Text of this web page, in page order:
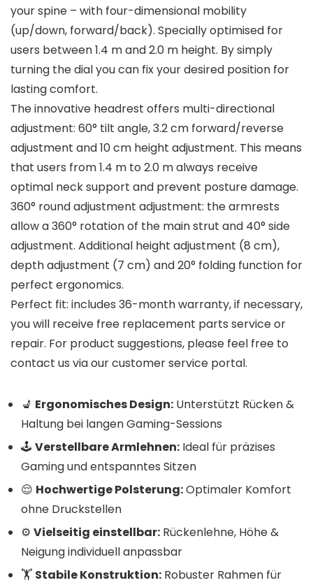
your spine – with four-dimensional mobility
(up/down, forward/back). Specially optimised for
users between 1.4 m and 2.0 m height. By simply
turning the dial you can fix your desired position for
lasting comfort.
The innovative headrest offers multi-directional
adjustment: 60° tilt angle, 3.2 cm forward/reverse
adjustment and 10 cm height adjustment. This means
that users from 1.4 m to 2.0 m always receive
optimal neck support and prevent posture damage.
360° round adjustment adjustment: the armrests
allow a 360° rotation of the main strut and 40° side
adjustment. Additional height adjustment (8 cm),
depth adjustment (7 cm) and 20° folding function for
perfect ergonomics.
Perfect fit: includes 36-month warranty, if necessary,
you will receive free replacement parts service or
repair. For product suggestions, please feel free to
contact us via our customer service portal.
💺 Ergonomisches Design: Unterstützt Rücken &
Haltung bei langen Gaming-Sessions
🕹️ Verstellbare Armlehnen: Ideal für präzises
Gaming und entspanntes Sitzen
😌 Hochwertige Polsterung:Optimaler Komfort
ohne Druckstellen
⚙️ Vielseitig einstellbar: Rückenlehne, Höhe &
Neigung individuell anpassbar
🏋️ Stabile Konstruktion: Robuster Rahmen für